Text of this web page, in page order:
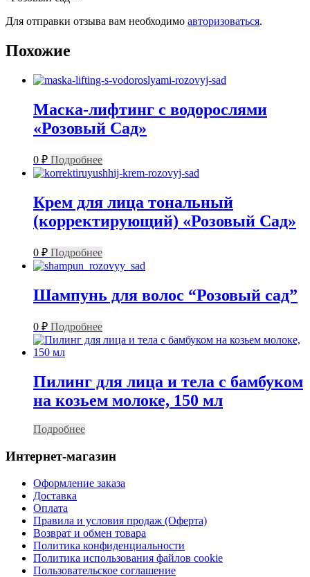
Для отправки отзыва вам необходимо авторизоваться.
Похожие
Маска-лифтинг с водорослями
«Розовый Сад»
0 ₽ Подробнее
Крем для лица тональный
(корректирующий) «Розовый Сад»
0 ₽ Подробнее
Шампунь для волос “Розовый сад”
0 ₽ Подробнее
Пилинг для лица и тела c бамбуком
на козьем молоке, 150 мл
Подробнее
Интернет-магазин
Оформление заказа
Доставка
Оплата
Правила и условия продаж (Оферта)
Возврат и обмен товара
Политика конфиденциальности
Политика использования файлов cookie
Пользовательское соглашение